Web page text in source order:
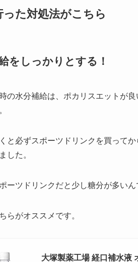
った対処法がこちら
をしっかりとする！
時の水分補給は、ポカリスエットが
と必ずスポーツドリンクを買って
した。
ーツドリンクだと少し糖分が多いん
らがオススメです。
大塚製薬工場 経口補水液